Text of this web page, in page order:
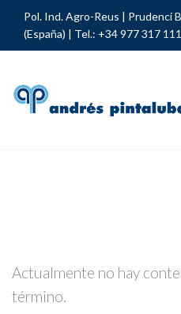
Pol. Ind. Agro-Reus | Prudenci
(España) | Tel.: +34 977 317 111
Actualmente no hay
término.